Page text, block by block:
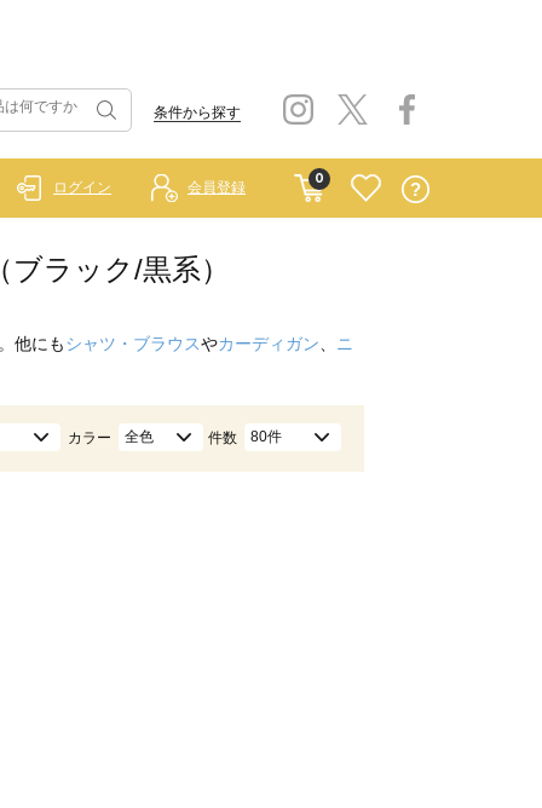
条件から探す
0
ログイン 会員登録
ラック/黒系）
他にもシャツ・ブラウスやカーディガン
ニ
カラー 全色 件数 80件